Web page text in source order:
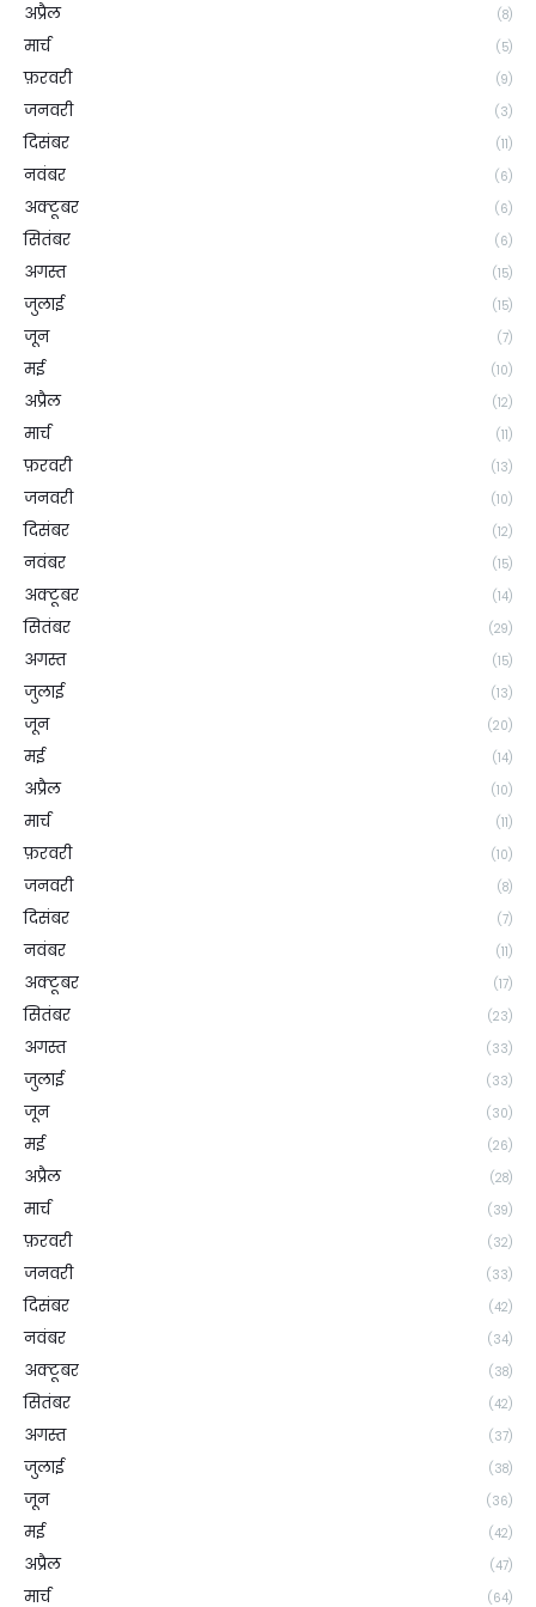
अप्रैल (8)
मार्च (5)
फ़रवरी (9)
जनवरी (3)
दिसंबर (11)
नवंबर (6)
अक्टूबर (6)
सितंबर (6)
अगस्त (15)
जुलाई (15)
जून (7)
मई (10)
अप्रैल (12)
मार्च (11)
फ़रवरी (13)
जनवरी (10)
दिसंबर (12)
नवंबर (15)
अक्टूबर (14)
सितंबर (29)
अगस्त (15)
जुलाई (13)
जून (20)
मई (14)
अप्रैल (10)
मार्च (11)
फ़रवरी (10)
जनवरी (8)
दिसंबर (7)
नवंबर (11)
अक्टूबर (17)
सितंबर (23)
अगस्त (33)
जुलाई (33)
जून (30)
मई (26)
अप्रैल (28)
मार्च (39)
फ़रवरी (32)
जनवरी (33)
दिसंबर (42)
नवंबर (34)
अक्टूबर (38)
सितंबर (42)
अगस्त (37)
जुलाई (38)
जून (36)
मई (42)
अप्रैल (47)
मार्च (64)